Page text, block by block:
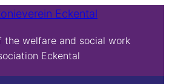
the welfare and social work
Eckental